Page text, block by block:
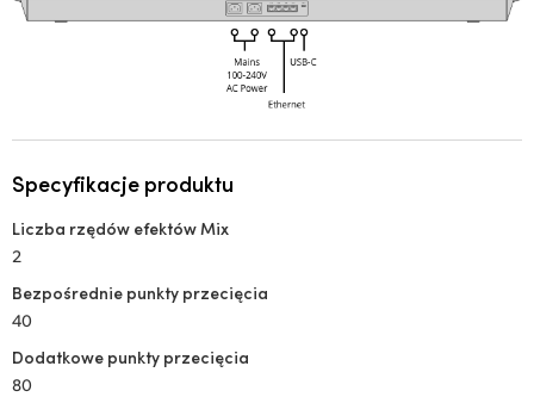
Singapore
Sweden
Chinese Taipei
Specyfikacje produktu
Liczba rzędów efektów Mix
2
Bezpośrednie punkty przecięcia
40
Dodatkowe punkty przecięcia
80